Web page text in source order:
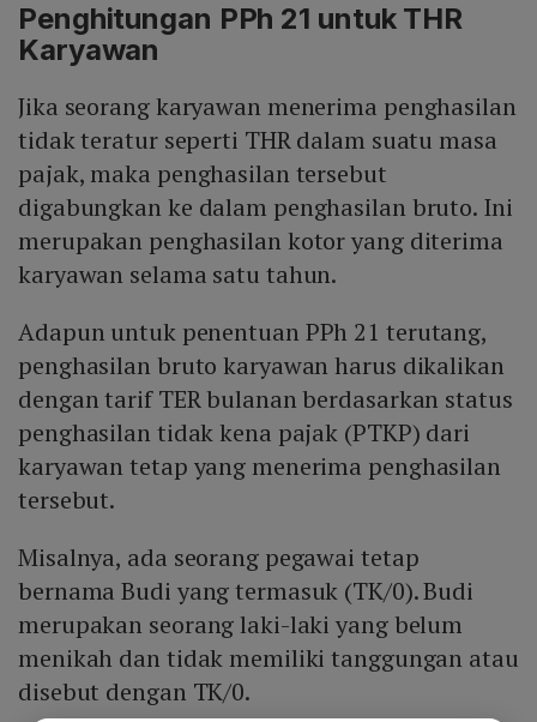
Penghitungan PPh 21 untuk THR
Karyawan
Jika seorang karyawan menerima penghasilan
tidak teratur seperti THR dalam suatu masa
pajak, maka penghasilan tersebut
digabungkan ke dalam penghasilan bruto. Ini
merupakan penghasilan kotor yang diterima
karyawan selama satu tahun.
Adapun untuk penentuan PPh 21 terutang,
penghasilan bruto karyawan harus dikalikan
dengan tarif TER bulanan berdasarkan status
penghasilan tidak kena pajak (PTKP) dari
karyawan tetap yang menerima penghasilan
tersebut.
Misalnya, ada seorang pegawai tetap
bernama Budi yang termasuk (TK/0). Budi
merupakan seorang laki-laki yang belum
menikah dan tidak memiliki tanggungan atau
disebut dengan TK/0.